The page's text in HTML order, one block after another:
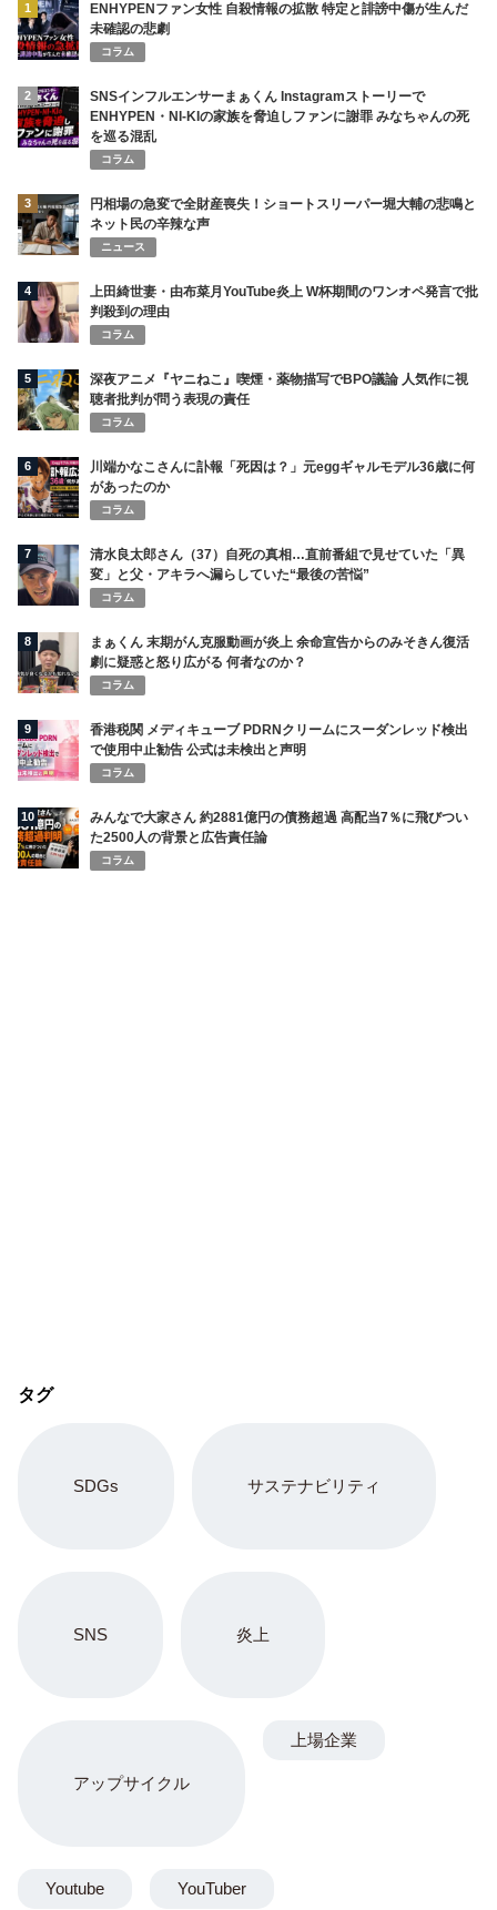
1
ENHYPENファン女性 自殺情報の拡散 特定と誹謗中傷が生んだ
未確認の悲劇
コラム
2
SNSインフルエンサーまぁくん Instagramストーリーで
ENHYPEN・NI-KIの家族を脅迫しファンに謝罪 みなちゃんの死
を巡る混乱
コラム
3
円相場の急変で全財産喪失！ショートスリーパー堀大輔の悲鳴と
ネット民の辛辣な声
ニュース
4
上田綺世妻・由布菜月YouTube炎上 W杯期間のワンオペ発言で批
判殺到の理由
コラム
5
深夜アニメ『ヤニねこ』喫煙・薬物描写でBPO議論 人気作に視
聴者批判が問う表現の責任
コラム
6
川端かなこさんに訃報「死因は？」元eggギャルモデル36歳に何
があったのか
コラム
7
清水良太郎さん（37）自死の真相…直前番組で見せていた「異
変」と父・アキラへ漏らしていた“最後の苦悩”
コラム
8
まぁくん 末期がん克服動画が炎上 余命宣告からのみそきん復活
劇に疑惑と怒り広がる 何者なのか？
コラム
9
香港税関 メディキューブ PDRNクリームにスーダンレッド検出
で使用中止勧告 公式は未検出と声明
コラム
10
みんなで大家さん 約2881億円の債務超過 高配当7％に飛びつい
た2500人の背景と広告責任論
コラム
タグ
SDGs サステナビリティ
SNS 炎上
アップサイクル
上場企業
Youtube YouTuber